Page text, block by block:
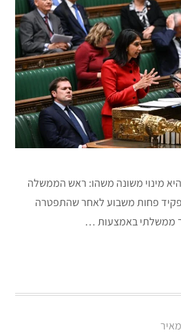
מינוי משונה משהו: ראש הממשלה
פחות משבוע לאחר שהתפטרה
ממשלתי באמצעות …